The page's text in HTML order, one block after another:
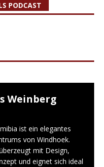
PODCAST
Weinberg
ist ein elegantes
von Windhoek.
mit Design,
und eignet sich ideal